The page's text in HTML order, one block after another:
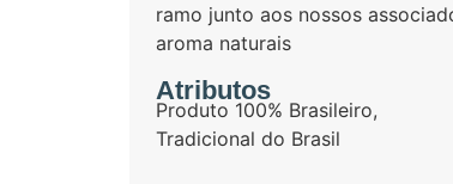
ramo junto aos nossos
aroma naturais
Atributos
Produto 100% Brasileiro,
Tradicional do Brasil